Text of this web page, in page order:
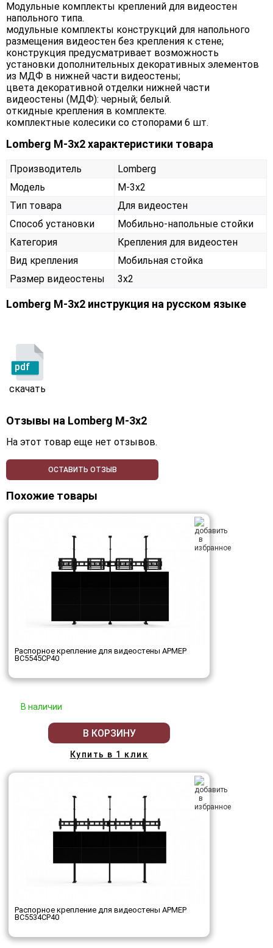
Модульные комплекты креплений для видеостен
напольного типа.
модульные комплекты конструкций для напольного
размещения видеостен без крепления к стене;
конструкция предусматривает возможность
установки дополнительных декоративных элементов
из МДФ в нижней части видеостены;
цвета декоративной отделки нижней части
видеостены (МДФ): черный; белый.
откидные крепления в комплекте.
комплектные колесики со стопорами 6 шт.
Lomberg M-3х2 характеристики товара
Производитель
Lomberg
Модель
M-3х2
Тип товара
Для видеостен
Способ установки
Мобильно-напольные стойки
Категория
Крепления для видеостен
Вид крепления
Мобильная стойка
Размер видеостены
3x2
Lomberg M-3х2 инструкция на русском языке
pdf
скачать
Отзывы на Lomberg M-3х2
На этот товар еще нет отзывов.
ОСТАВИТЬ ОТЗЫВ
Похожие товары
Распорное крепление для видеостены АРМЕР
ВС5545СР40
В наличии
В КОРЗИНУ
Купить в 1 клик
Распорное крепление для видеостены АРМЕР
ВС5534СР40